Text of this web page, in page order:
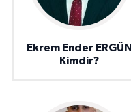
Ekrem Ender ERGÜN
Kimdir?